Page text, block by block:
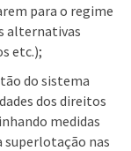
para o regime
alternativas
etc.);
do sistema
dos direitos
medidas
superlotação nas